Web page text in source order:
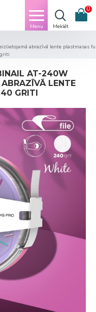
0
abrazīvā lente plastmasas fu
AT-240W
LENTE
GRITI